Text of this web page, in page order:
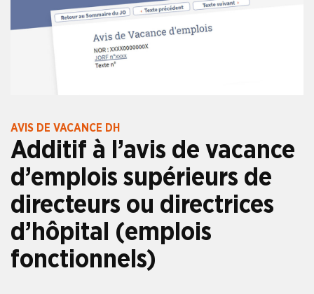
AVIS DE VACANCE DH
Additif à l’avis de vacance
d’emplois supérieurs de
directeurs ou directrices
d’hôpital (emplois
fonctionnels)